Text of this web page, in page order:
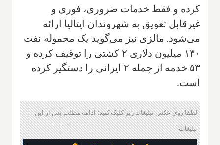
کرده و فقط خدمات ضروری، فوری و
غیرقابل تعویق به شهروندان ایتالیا ارائه
می‌شود. مالزی نیز می‌گوید یک محموله نفت
۱۳۰ میلیون دلاری ۲ کشتی را توقیف کرده و
۵۳ خدمه از جمله ۲ ایرانی را دستگیر کرده
است.
لطفا روی عکس تبلیغات زیر کلیک کنید؛ ادامه مطلب پس از این
تبلیغات